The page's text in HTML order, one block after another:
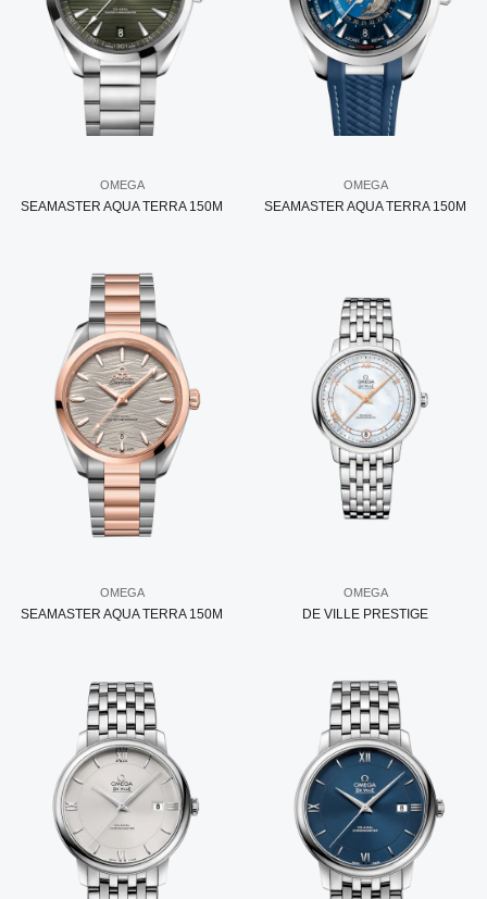
OMEGA
SEAMASTER AQUA TERRA 150M
OMEGA
SEAMASTER AQUA TERRA 150M
OMEGA
SEAMASTER AQUA TERRA 150M
OMEGA
DE VILLE PRESTIGE